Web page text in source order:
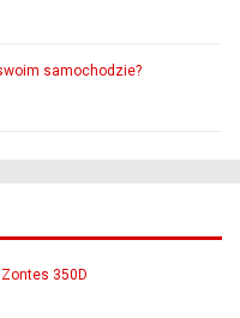
samochodzie?
350D